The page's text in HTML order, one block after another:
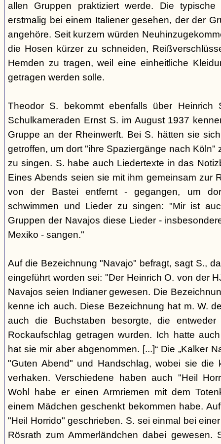
allen Gruppen praktiziert werde. Die
erstmalig bei einem Italiener gesehen, der der
angehöre. Seit kurzem würden
die Hosen kürzer zu schneiden,
Hemden zu tragen, weil eine einheitliche
getragen werden solle.
Theodor S. bekommt ebenfalls über
Schulkameraden Ernst S. im August 1937
Gruppe an der Rheinwerft. Bei S. hätten sie
getroffen, um dort "ihre Spaziergänge nach Köln"
zu singen. S. habe auch Liedertexte in das
Eines Abends seien sie mit ihm gemeinsam zur
von der Bastei entfernt - gegangen, um
schwimmen und Lieder zu singen: "Mir ist
Gruppen der Navajos diese Lieder -
Mexiko - sangen."
Auf die Bezeichnung "Navajo" befragt, sagt S.,
eingeführt worden sei: "Der Heinrich O. von der
Navajos seien Indianer gewesen. Die
kenne ich auch. Diese Bezeichnung hat m. W.
auch die Buchstaben besorgte, die
Rockaufschlag getragen wurden. Ich hatte
hat sie mir aber abgenommen. [...]“ Die „Kalker
"Guten Abend" und Handschlag, wobei sie die
verhaken. Verschiedene haben auch "Heil
Wohl habe er einen Armriemen mit dem
einem Mädchen geschenkt bekommen habe.
"Heil Horrido" geschrieben. S. sei einmal bei
Rösrath zum Ammerländchen dabei gewesen.